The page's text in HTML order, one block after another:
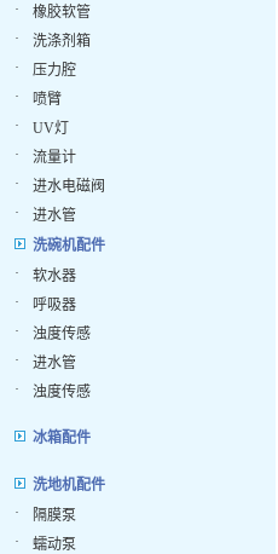
·
橡胶软管
·
洗涤剂箱
·
压力腔
·
喷臂
·
UV灯
·
流量计
·
进水电磁阀
·
进水管
洗碗机配件
·
软水器
·
呼吸器
·
浊度传感
·
进水管
·
浊度传感
冰箱配件
洗地机配件
·
隔膜泵
·
蠕动泵